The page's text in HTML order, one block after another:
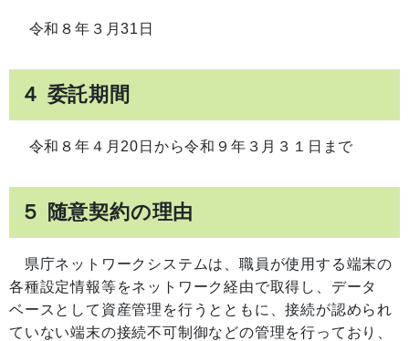
令和８年３月31日
４ 委託期間
令和８年４月20日から令和９年３月３１日まで
５ 随意契約の理由
県庁ネットワークシステムは、職員が使用する端末の
各種設定情報等をネットワーク経由で取得し、データ
ベースとして資産管理を行うとともに、接続が認められ
ていない端末の接続不可制御などの管理を行っており、